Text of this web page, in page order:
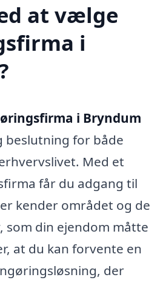
at vælge
i
i Bryndum
beslutning for både
Med et
får du adgang til
kender området og de
som din ejendom måtte
at du kan forvente en
der